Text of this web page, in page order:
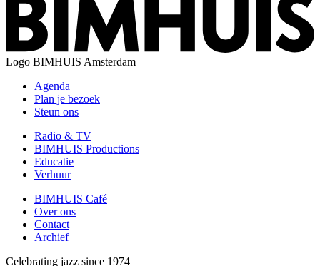
Logo BIMHUIS Amsterdam
Agenda
Plan je bezoek
Steun ons
Radio & TV
BIMHUIS Productions
Educatie
Verhuur
BIMHUIS Café
Over ons
Contact
Archief
Celebrating jazz since 1974